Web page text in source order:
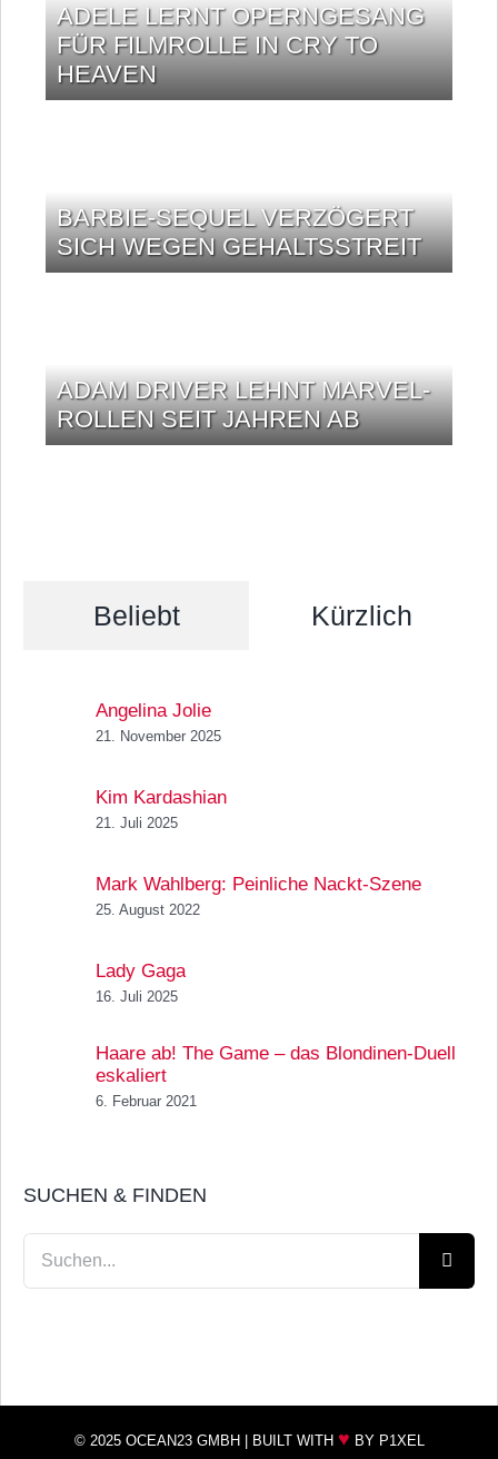
ADELE LERNT OPERNGESANG
FÜR FILMROLLE IN CRY TO
HEAVEN
BARBIE-SEQUEL VERZÖGERT
SICH WEGEN GEHALTSSTREIT
ADAM DRIVER LEHNT MARVEL-
ROLLEN SEIT JAHREN AB
Beliebt Kürzlich
Angelina Jolie
21. November 2025
Kim Kardashian
21. Juli 2025
Mark Wahlberg: Peinliche Nackt-Szene
25. August 2022
Lady Gaga
16. Juli 2025
Haare ab! The Game – das Blondinen-Duell
eskaliert
6. Februar 2021
SUCHEN & FINDEN
Suche
nach:
© 2025 OCEAN23 GMBH | BUILT WITH ♥ BY P1XEL